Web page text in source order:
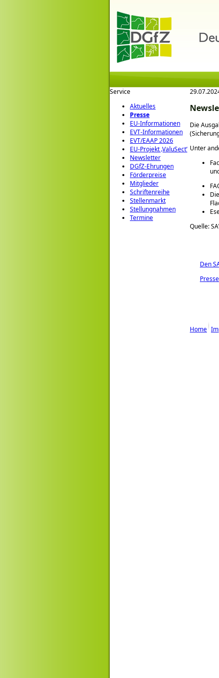
Service
Aktuelles
Presse
EU-Informationen
EVT-Informationen
EVT/EAAP 2026
EU-Projekt ‚ValuSect‘
Newsletter
DGfZ-Ehrungen
Förderpreise
Mitglieder
Schriftenreihe
Stellenmarkt
Stellungnahmen
Termine
Die
Unter
Quelle:
Den
Presse
Home